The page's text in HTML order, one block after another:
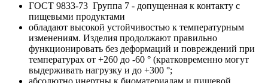
ГОСТ 9833-73 Группа 7 - допущенная к контакту с
пищевыми продуктами
обладают высокой устойчивостью к температурным
изменениям. Изделия продолжают правильно
функционировать без деформаций и повреждений при
температурах от +260 до -60 ° (кратковременно могут
выдерживать нагрузку и до +300 °;
абсолютно инертны к биоматериалам и пищевой